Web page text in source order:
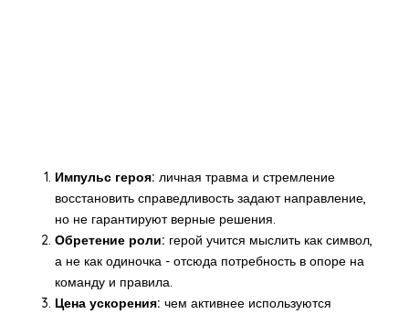
Импульс героя: личная травма и стремление
восстановить справедливость задают направление,
но не гарантируют верные решения.
Обретение роли: герой учится мыслить как символ,
а не как одиночка - отсюда потребность в опоре на
команду и правила.
Цена ускорения: чем активнее используются